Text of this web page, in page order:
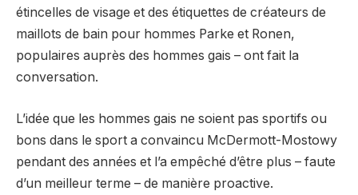
étincelles de visage et des étiquettes de créateurs de
maillots de bain pour hommes Parke et Ronen,
populaires auprès des hommes gais – ont fait la
conversation.
L’idée que les hommes gais ne soient pas sportifs ou
bons dans le sport a convaincu McDermott-Mostowy
pendant des années et l’a empêché d’être plus – faute
d’un meilleur terme – de manière proactive.